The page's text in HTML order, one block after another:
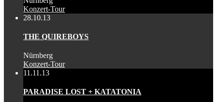
Konzert-Tour
28.10.13
THE QUIREBOYS
Nürnberg
Konzert-Tour
11.11.13
PARADISE LOST + KATATONIA